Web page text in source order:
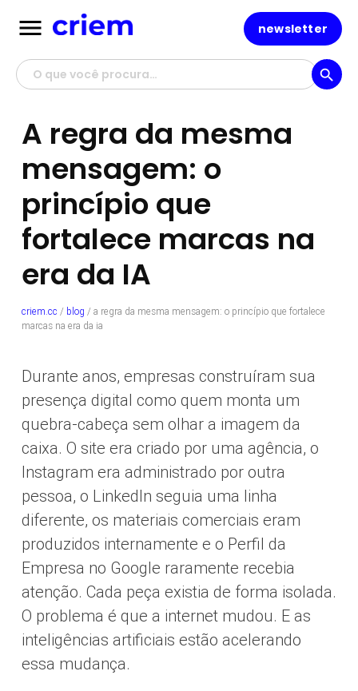
newsletter
search
menu
A regra da mesma
mensagem: o
princípio que
fortalece marcas na
era da IA
criem.cc / blog / a regra da mesma mensagem: o princípio que fortalece
marcas na era da ia
Durante anos, empresas construíram sua
presença digital como quem monta um
quebra-cabeça sem olhar a imagem da
caixa. O site era criado por uma agência, o
Instagram era administrado por outra
pessoa, o LinkedIn seguia uma linha
diferente, os materiais comerciais eram
produzidos internamente e o Perfil da
Empresa no Google raramente recebia
atenção. Cada peça existia de forma isolada.
O problema é que a internet mudou. E as
inteligências artificiais estão acelerando
essa mudança.